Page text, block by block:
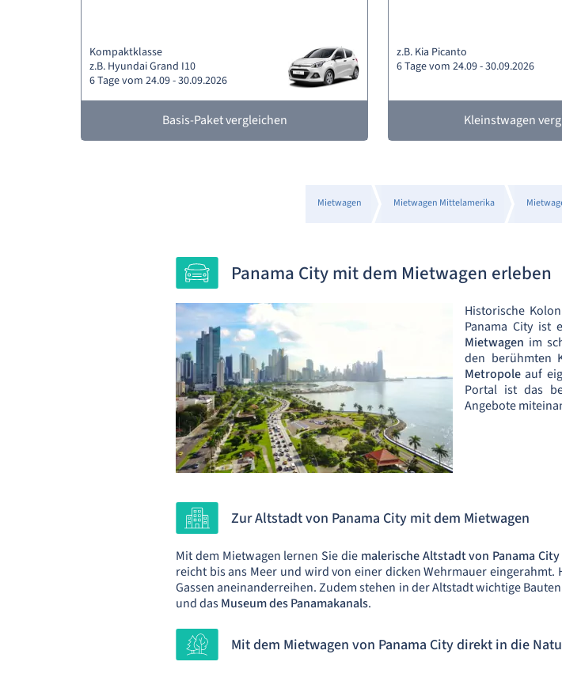
Kompaktklasse
z.B. Hyundai Grand I10
6 Tage vom 24.09 - 30.09.2026
Basis-Paket vergleichen
z.B. Kia Picanto
6 Tage vom 24.09 - 30.09.2026
Kleinstwagen
Mietwagen Mietwagen Mittelamerika
Panama City mit dem Mietwagen erleben
Historische
Panama City ist
Mietwagen im
den berühmten
Metropole auf
Portal ist das
Angebote
Zur Altstadt von Panama City mit dem Mietwagen
Mit dem Mietwagen lernen Sie die malerische Altstadt von Panama City
reicht bis ans Meer und wird von einer dicken Wehrmauer
Gassen aneinanderreihen. Zudem stehen in der Altstadt wichtige
und dasMuseum des Panamakanals.
Mit dem Mietwagen von Panama City direkt in die